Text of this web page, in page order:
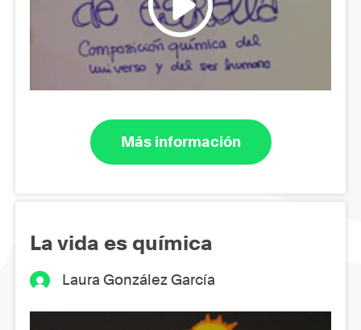
Más información
La vida es química
Laura González García